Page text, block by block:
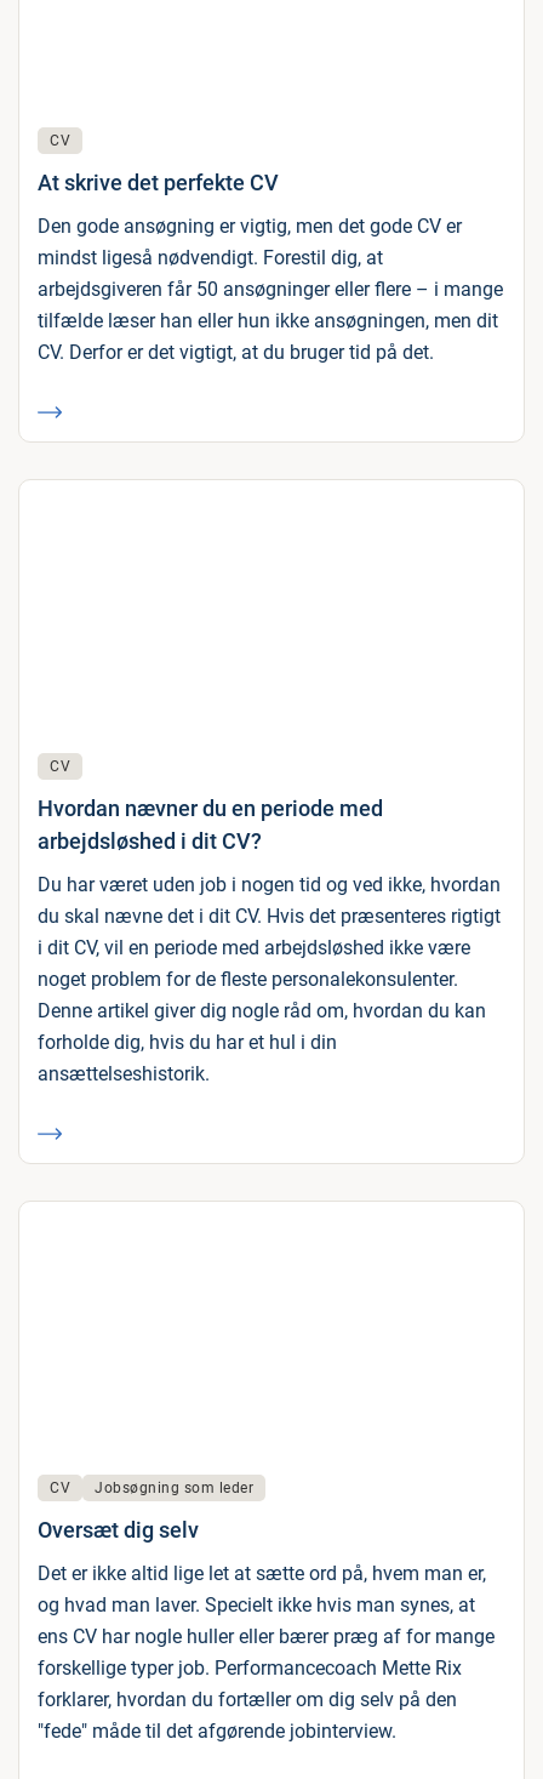
CV
At skrive det perfekte CV
Den gode ansøgning er vigtig, men det gode CV er
mindst ligeså nødvendigt. Forestil dig, at
arbejdsgiveren får 50 ansøgninger eller flere – i mange
tilfælde læser han eller hun ikke ansøgningen, men dit
CV. Derfor er det vigtigt, at du bruger tid på det.
CV
Hvordan nævner du en periode med
arbejdsløshed i dit CV?
Du har været uden job i nogen tid og ved ikke, hvordan
du skal nævne det i dit CV. Hvis det præsenteres rigtigt
i dit CV, vil en periode med arbejdsløshed ikke være
noget problem for de fleste personalekonsulenter.
Denne artikel giver dig nogle råd om, hvordan du kan
forholde dig, hvis du har et hul i din
ansættelseshistorik.
CV Jobsøgning som leder
Oversæt dig selv
Det er ikke altid lige let at sætte ord på, hvem man er,
og hvad man laver. Specielt ikke hvis man synes, at
ens CV har nogle huller eller bærer præg af for mange
forskellige typer job. Performancecoach Mette Rix
forklarer, hvordan du fortæller om dig selv på den
"fede" måde til det afgørende jobinterview.